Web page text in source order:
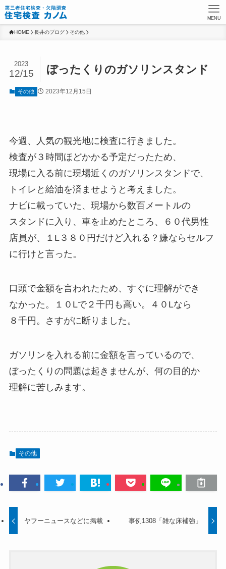
MENU
HOME 長井のブログ その他
ぼったくりのガソリンスタンド
2023
12/15
その他 2023年12月15日
今週、人気の観光地に検査に行きました。
検査が３時間ほどかかる予定だったため、
現場に入る前に現場近くのガソリンスタンドで、
トイレと給油を済ませようと考えました。
ナビに載っていた、現場から数百メートルの
スタンドに入り、車を止めたところ、６０代男性
店員が、１L３８０円だけど入れる？嫌ならセルフ
に行けと言った。
口頭で金額を言われたため、すぐに理解ができ
なかった。１０Lで２千円も高い。４０Lなら
８千円。さすがに断りました。
ガソリンを入れる前に金額を言っているので、
ぼったくりの問題は起きませんが、何の目的か
理解に苦しみます。
その他
ヤフーニュースなどに掲載 事例1308「雑な床補強」